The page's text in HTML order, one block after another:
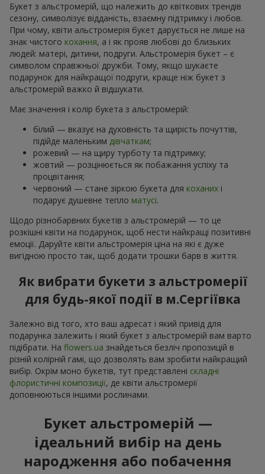
Букет з альстромерій, що належить до квіткових трендів
сезону, символізує відданість, взаємну підтримку і любов.
При чому, квіти альстромерія букет дарується не лише на
знак чистого кохання, а і як прояв любові до близьких
людей: матері, дитини, подруги. Альстромерія букет – є
символом справжньої дружби. Тому, якщо шукаєте
подарунок для найкращої подруги, краще ніж букет з
альстромерій важко й відшукати.
Має значення і колір букета з альстромерій:
білий — вказує на духовність та щирість почуттів,
підійде маленьким дівчаткам;
рожевий — на щиру турботу та підтримку;
жовтий — розцінюється як побажання успіху та
процвітання;
червоний — стане зіркою букета для коханих і
подарує душевне тепло матусі.
Щодо різнобарвних букетів з альстромерій — то це
розкішні квіти на подарунок, щоб нести найкращі позитивні
емоції. Даруйте квіти альстромерія ціна на які є дуже
вигідною просто так, щоб додати трошки барв в життя.
Як вибрати букети з альстромерії
для будь-якої події в м.Сергіївка
Залежно від того, хто ваш адресат і який привід для
подарунка залежить і який букет з альстромерій вам варто
підібрати. На flowers.ua знайдеться безліч пропозицій в
різній колірній гамі, що дозволять вам зробити найкращий
вибір. Окрім моно букетів, тут представлені складні
флористичні композиції, де квіти альстромерії
доповнюються іншими рослинами.
Букет альстромерій —
ідеальний вибір на день
народження або побачення